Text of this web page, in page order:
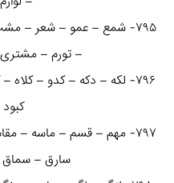
۷۹۵- شمع – عمو – شعر –
– تورم –
۷۹۶- لکه – دکه – کدو – کلاه
۷۹۷- مهم – قسم – ماسه –
سارق –